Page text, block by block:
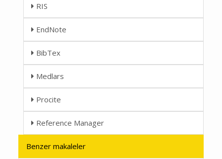
RIS
EndNote
BibTex
Medlars
Procite
Reference Manager
Benzer makaleler